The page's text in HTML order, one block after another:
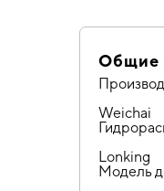
Общие
Weichai
Lonking
Модель